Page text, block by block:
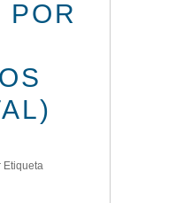
POR
Etiqueta